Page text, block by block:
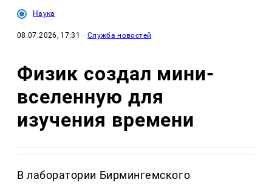
Наука
08.07.2026, 17:31 · Служба новостей
Физик создал мини-
вселенную для
изучения времени
В лаборатории Бирмингемского